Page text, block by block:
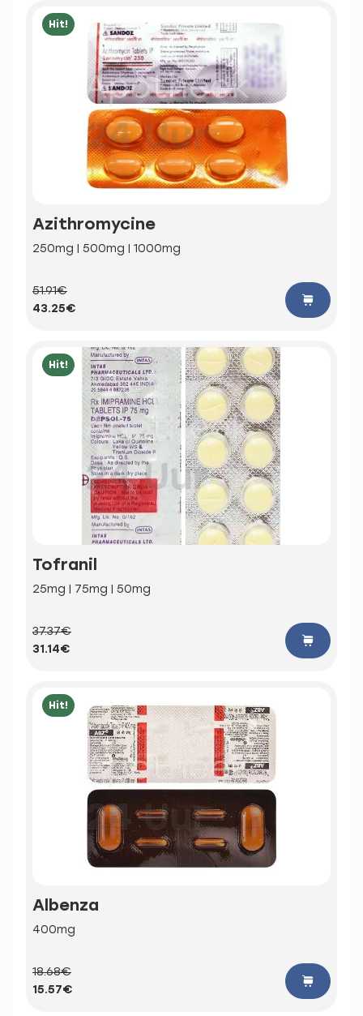
Hit!
Azithromycine
250mg | 500mg | 1000mg
51.91€
43.25€
Hit!
Tofranil
25mg | 75mg | 50mg
37.37€
31.14€
Hit!
Albenza
400mg
18.68€
15.57€